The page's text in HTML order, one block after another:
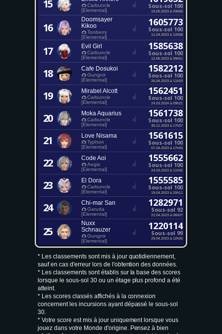
15
Carbuncle
[Elemental]
Sous-sol 100
19.05.2023 à 03h56
16
Doomsayer
Kikoo
Tonberry
[Elemental]
1605773
Sous-sol 100
11.04.2023 à 12h58
17 Evil Girl
Carbuncle
[Elemental]
1585638
Sous-sol 100
12.06.2023 à 09h51
18 Cafe Dosukoi
Gungnir
[Elemental]
1582212
Sous-sol 100
26.04.2023 à 11h20
19 Mirabel Alcott
Carbuncle
[Elemental]
1562451
Sous-sol 100
24.03.2024 à 09h21
20 Moka Aquarius
Carbuncle
[Elemental]
1561738
Sous-sol 100
30.11.2023 à 17h37
21 Love Nisama
Typhon
[Elemental]
1561615
Sous-sol 100
07.04.2023 à 17h45
22 Code Aoi
Aegis
[Elemental]
1555662
Sous-sol 100
24.03.2023 à 11h02
23 El Dora
Carbuncle
[Elemental]
1555585
Sous-sol 100
19.04.2023 à 20h11
24 Chi-mar San
Garuda
[Elemental]
1282971
Sous-sol 92
22.04.2023 à 06h07
25
Nuxx
Schnauzer
Gungnir
[Elemental]
1220114
Sous-sol 99
29.04.2023 à 12h06
* Les classements sont mis à jour quotidiennement,
sauf en cas d'erreur lors de l'obtention des données.
* Les classements sont établis sur la base des scores
lorsque le sous-sol 30 ou un étage plus profond a été
atteint.
* Les scores classés affichés à la connexion
concernent les incursions ayant dépassé le sous-sol
30.
* Votre score est mis à jour uniquement lorsque vous
jouez dans votre Monde d'origine. Pensez à bien